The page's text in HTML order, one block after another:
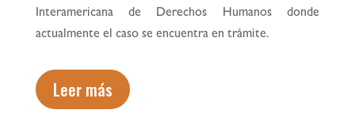
Interamericana de Derechos Humanos donde
actualmente el caso se encuentra en trámite.
Leer más